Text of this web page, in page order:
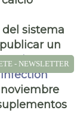
sistema
un
D
- NEWSLETTER